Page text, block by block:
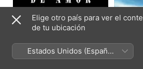
Elige otro país para ver el
de tu ubicación
Estados Unidos (Español
México)